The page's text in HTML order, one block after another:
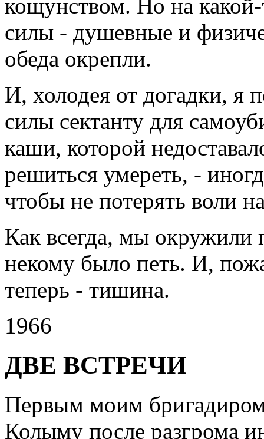
кощунством. Но на
силы - душевные и
обеда окрепли.
И, холодея от догадки, я
силы сектанту для
каши, которой
решиться умереть, -
чтобы не потерять воли
Как всегда, мы окружили
некому было петь. И,
теперь - тишина.
1966
ДВЕ ВСТРЕЧИ
Первым моим
Колыму после разгрома